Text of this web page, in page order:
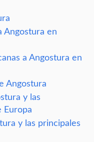
Angostura en
a Angostura en
Angostura
y las
Europa
y las principales